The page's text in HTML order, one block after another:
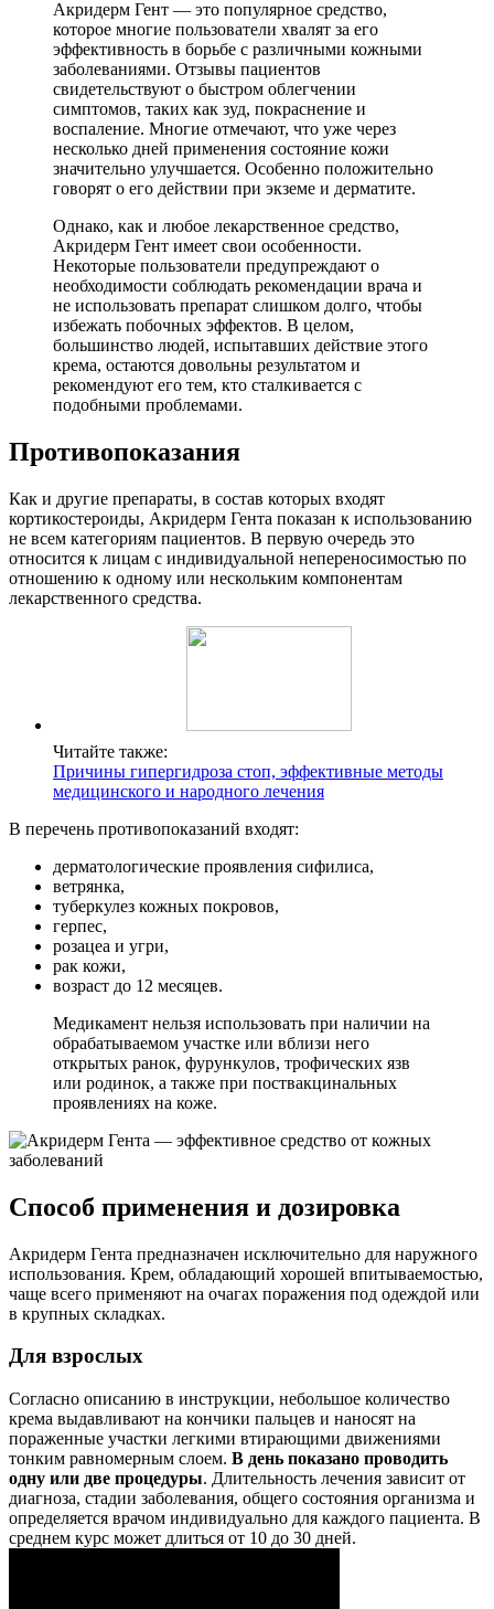
Акридерм Гент — это популярное средство,
которое многие пользователи хвалят за его
эффективность в борьбе с различными кожными
заболеваниями. Отзывы пациентов
свидетельствуют о быстром облегчении
симптомов, таких как зуд, покраснение и
воспаление. Многие отмечают, что уже через
несколько дней применения состояние кожи
значительно улучшается. Особенно положительно
говорят о его действии при экземе и дерматите.
Однако, как и любое лекарственное средство,
Акридерм Гент имеет свои особенности.
Некоторые пользователи предупреждают о
необходимости соблюдать рекомендации врача и
не использовать препарат слишком долго, чтобы
избежать побочных эффектов. В целом,
большинство людей, испытавших действие этого
крема, остаются довольны результатом и
рекомендуют его тем, кто сталкивается с
подобными проблемами.
Противопоказания
Как и другие препараты, в состав которых входят
кортикостероиды, Акридерм Гента показан к использованию
не всем категориям пациентов. В первую очередь это
относится к лицам с индивидуальной непереносимостью по
отношению к одному или нескольким компонентам
лекарственного средства.
Читайте также:
Причины гипергидроза стоп, эффективные методы
медицинского и народного лечения
В перечень противопоказаний входят:
дерматологические проявления сифилиса,
ветрянка,
туберкулез кожных покровов,
герпес,
розацеа и угри,
рак кожи,
возраст до 12 месяцев.
Медикамент нельзя использовать при наличии на
обрабатываемом участке или вблизи него
открытых ранок, фурункулов, трофических язв
или родинок, а также при поствакцинальных
проявлениях на коже.
Способ применения и дозировка
Акридерм Гента предназначен исключительно для наружного
использования. Крем, обладающий хорошей впитываемостью,
чаще всего применяют на очагах поражения под одеждой или
в крупных складках.
Для взрослых
Согласно описанию в инструкции, небольшое количество
крема выдавливают на кончики пальцев и наносят на
пораженные участки легкими втирающими движениями
тонким равномерным слоем. В день показано проводить
одну или две процедуры. Длительность лечения зависит от
диагноза, стадии заболевания, общего состояния организма и
определяется врачом индивидуально для каждого пациента. В
среднем курс может длиться от 10 до 30 дней.